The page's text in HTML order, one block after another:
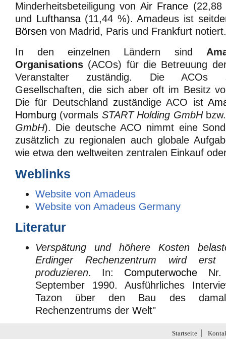
Minderheitsbeteiligung von Air France
und Lufthansa(11,44 %). Amadeus ist
Börsen von Madrid, Paris und Frankfurt notiert.
In den einzelnen Ländern sind
Organisations (ACOs) für die Betreuung
Veranstalter zuständig. Die ACOs
Gesellschaften, die sich aber oft im Besitz
Die für Deutschland zuständige ACO ist
Homburg (vormals START Holding GmbH
GmbH). Die deutsche ACO nimmt eine
zusätzlich zu regionalen auch globale
wie etwa den weltweiten zentralen Einkauf
Weblinks
Website von Amadeus
Website von Amadeus Germany
Literatur
Verspätung und höhere Kosten
Erdinger Rechenzentrum wird
produzieren. In: Computerwoche Nr.
September 1990. Ausführliches
Tazon über den Bau des
Rechenzentrums der Welt"
Startseite